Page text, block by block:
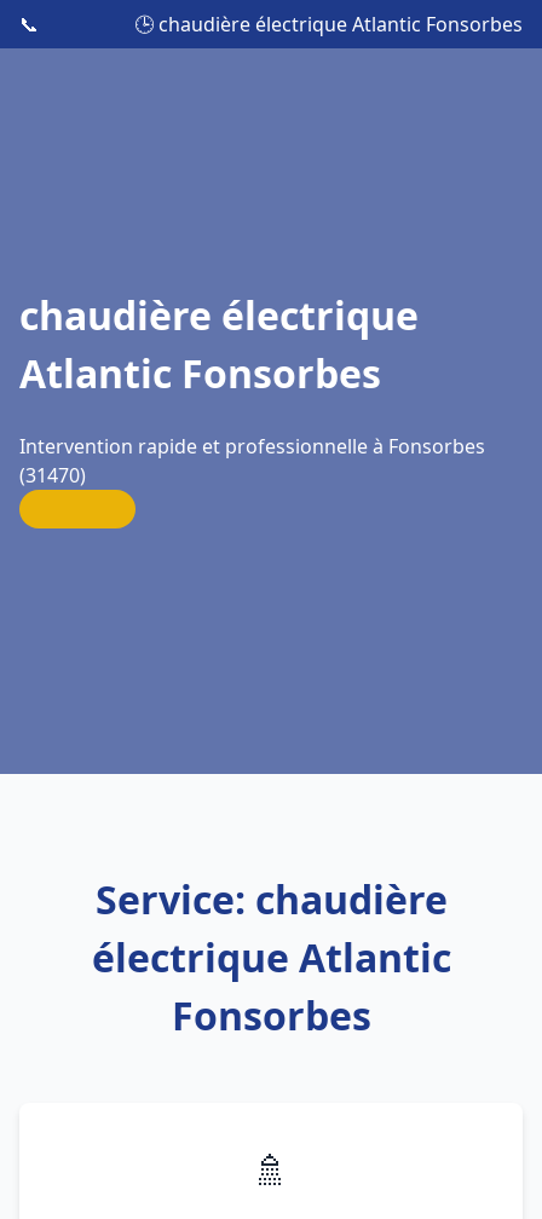
📞 🕒 chaudière électrique Atlantic Fonsorbes
chaudière électrique
Atlantic Fonsorbes
Intervention rapide et professionnelle à Fonsorbes
(31470)
Service: chaudière
électrique Atlantic
Fonsorbes
🚿